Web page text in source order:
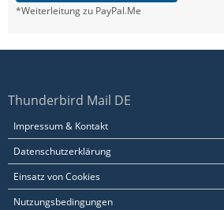
*Weiterleitung zu PayPal.Me
Thunderbird Mail DE
Impressum & Kontakt
Datenschutzerklärung
Einsatz von Cookies
Nutzungsbedingungen